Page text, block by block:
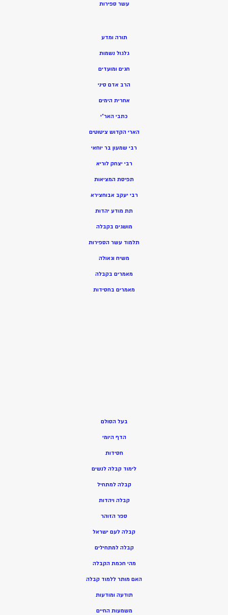
עשר ספירות
תורה ומדע
גלגול נשמות
חגים ומועדים
הרב אדם סיני
אחרית הימים
כתבי האר”י
הארי הקדוש ציטוטים
רבי שמעון בר יוחאי
רבי יצחק לוריא
תפיסת המציאות
רבי יעקב אבוחצירא
תת מודע יהדות
מושגים בקבלה
תלמוד עשר הספירות
משיח וגאולה
מאמרים בקבלה
מאמרים בחסידות
בעל הסולם
הדף היומי
חסידות
לימוד קבלה לנשים
קבלה למתחיל
קבלה ויהדות
ספר הזוהר
קבלה לעם ישראל
קבלה למתחילים
מהי חכמת הקבלה
האם מותר ללמוד קבלה
תודעה ומודעות
משמעות החיים